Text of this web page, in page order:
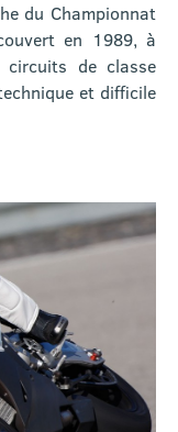
du Championnat
en 1989, à
circuits de classe
et difficile